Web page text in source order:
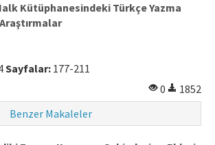
Kütüphanesindeki Türkçe Yazma
Sayfalar: 177-211
0
1852
Benzer Makaleler